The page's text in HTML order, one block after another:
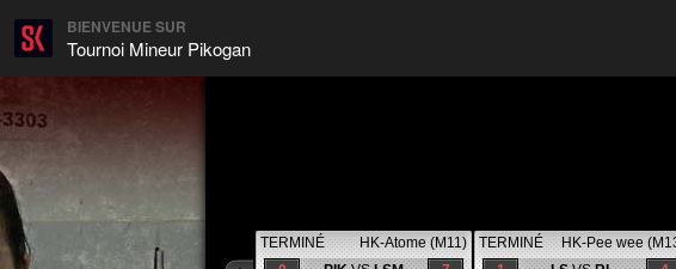
BIENVENUE SUR
Tournoi Mineur Pikogan
TERMINÉ
HK-Atome (M11)
TERMINÉ
HK-Pee wee